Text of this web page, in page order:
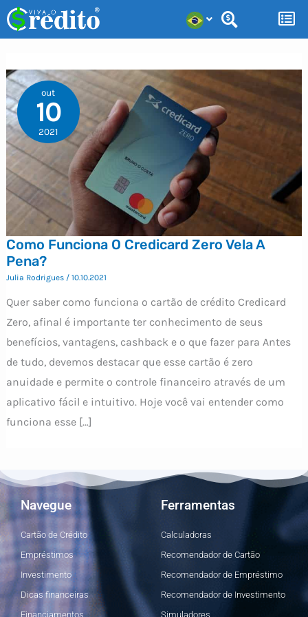
para
conteúdo
out
10
2021
Como Funciona O Credicard Zero Vela A
Pena?
Julia Rodrigues / 10.10.2021
Quer saber como funciona o cartão de crédito Credicard
Zero, afinal é importante ter conhecimento de seus
benefícios, vantagens, cashback e o que fazer para Antes
de tudo, devemos destacar que esse cartão é zero
anuidade e permite o controle financeiro através de um
aplicativo fácil e intuitivo. Hoje você vai entender como
funciona esse […]
Navegue
Cartão de Crédito
Empréstimos
Investimento
Dicas financeiras
Financiamentos
Ferramentas
Calculadoras
Recomendador de Cartão
Recomendador de Empréstimo
Recomendador de Investimento
Simuladores